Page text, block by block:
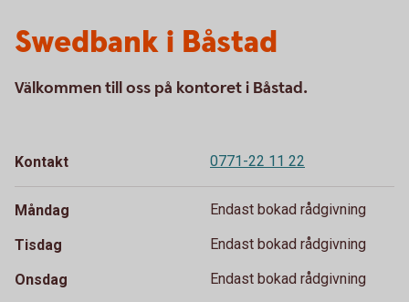
Swedbank i Båstad
Välkommen till oss på kontoret i Båstad.
Kontakt 0771-22 11 22
Måndag Endast bokad rådgivning
Tisdag Endast bokad rådgivning
Onsdag Endast bokad rådgivning